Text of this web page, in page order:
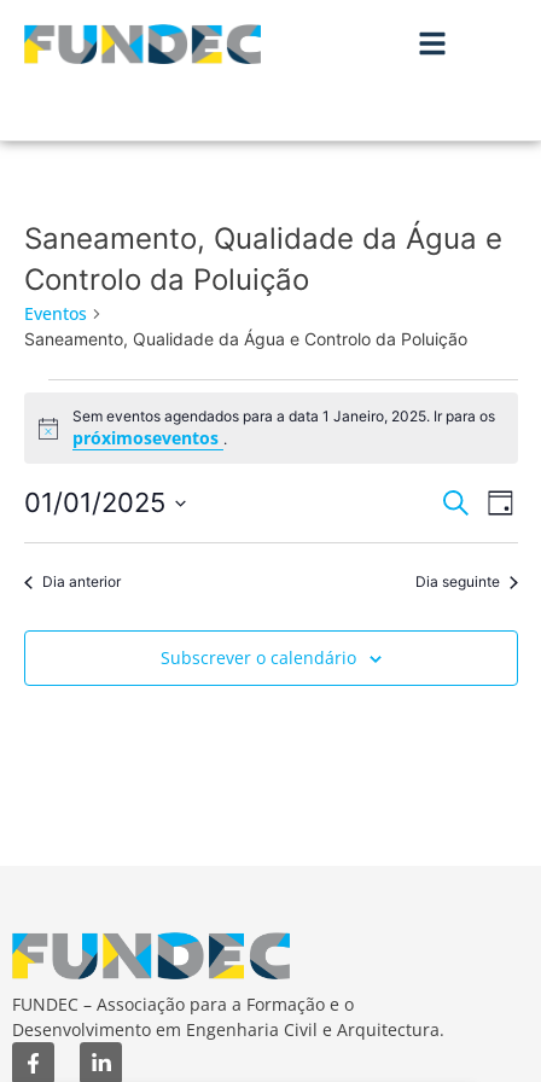
Saneamento, Qualidade da Água e
Controlo da Poluição
Eventos
Saneamento, Qualidade da Água e Controlo da Poluição
Aviso
Sem eventos agendados para a data 1 Janeiro, 2025. Ir para os
próximoseventos .
de
e
Pesquisar
de
de
Dia
01/01/2025
a
data.Dia anterior Dia seguinte
Subscrever o calendário
FUNDEC – Associação para a Formação e o
Desenvolvimento em Engenharia Civil e Arquitectura.